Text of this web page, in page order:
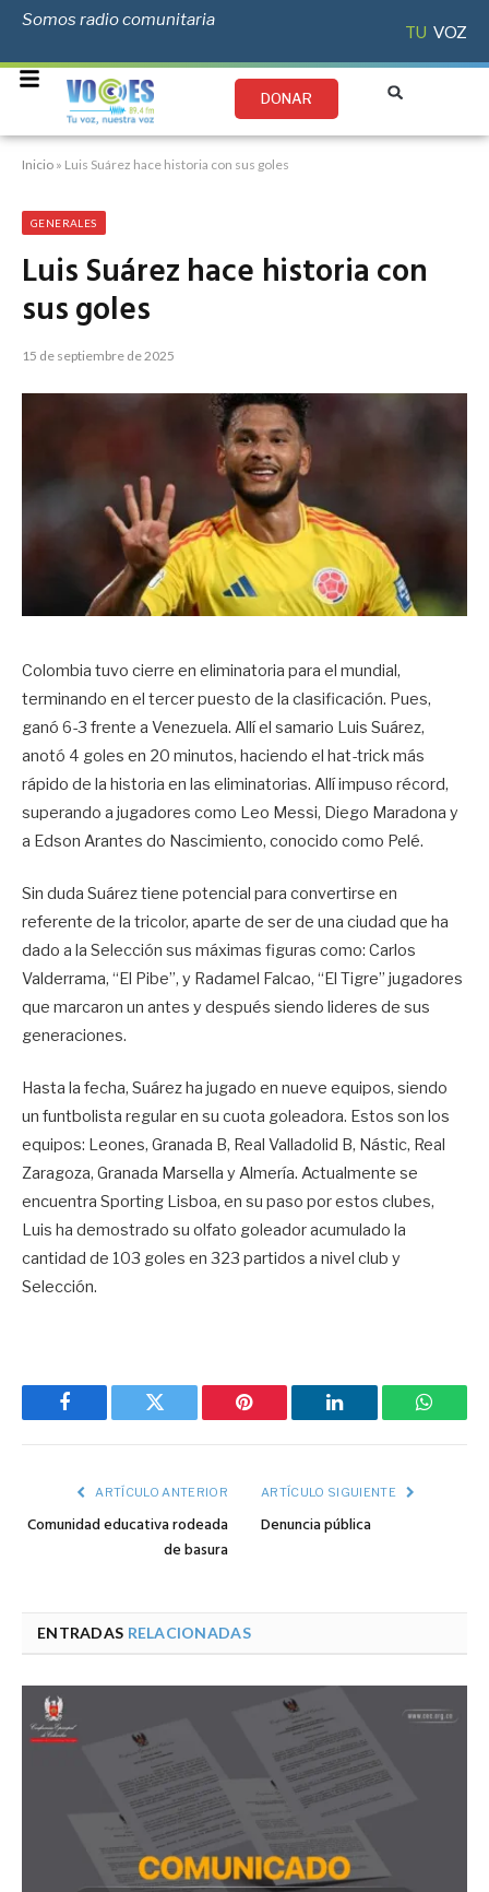
Somos radio comunitaria
TU VOZ
DONAR
Inicio » Luis Suárez hace historia con sus goles
GENERALES
Luis Suárez hace historia con
sus goles
15 de septiembre de 2025
Colombia tuvo cierre en eliminatoria para el mundial,
terminando en el tercer puesto de la clasificación. Pues,
ganó 6-3 frente a Venezuela. Allí el samario Luis Suárez,
anotó 4 goles en 20 minutos, haciendo el hat-trick más
rápido de la historia en las eliminatorias. Allí impuso récord,
superando a jugadores como Leo Messi, Diego Maradona y
a Edson Arantes do Nascimiento, conocido como Pelé.
Sin duda Suárez tiene potencial para convertirse en
referente de la tricolor, aparte de ser de una ciudad que ha
dado a la Selección sus máximas figuras como: Carlos
Valderrama, “El Pibe”, y Radamel Falcao, “El Tigre” jugadores
que marcaron un antes y después siendo lideres de sus
generaciones.
Hasta la fecha, Suárez ha jugado en nueve equipos, siendo
un funtbolista regular en su cuota goleadora. Estos son los
equipos: Leones, Granada B, Real Valladolid B, Nástic, Real
Zaragoza, Granada Marsella y Almería. Actualmente se
encuentra Sporting Lisboa, en su paso por estos clubes,
Luis ha demostrado su olfato goleador acumulado la
cantidad de 103 goles en 323 partidos a nivel club y
Selección.
Facebook Twitter Pinterest LinkedIn
ARTÍCULO ANTERIOR
Comunidad educativa rodeada
de basura
ARTÍCULO SIGUIENTE
Denuncia pública
ENTRADAS RELACIONADAS